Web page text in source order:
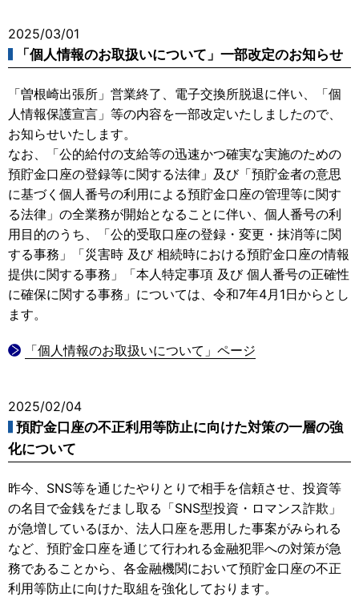
2025/03/01
「個人情報のお取扱いについて」一部改定のお知らせ
「曽根崎出張所」営業終了、電子交換所脱退に伴い、「個
人情報保護宣言」等の内容を一部改定いたしましたので、
お知らせいたします。
なお、「公的給付の支給等の迅速かつ確実な実施のための
預貯金口座の登録等に関する法律」及び「預貯金者の意思
に基づく個人番号の利用による預貯金口座の管理等に関す
る法律」の全業務が開始となることに伴い、個人番号の利
用目的のうち、「公的受取口座の登録・変更・抹消等に関
する事務」「災害時 及び 相続時における預貯金口座の情報
提供に関する事務」「本人特定事項 及び 個人番号の正確性
に確保に関する事務」については、令和7年4月1日からとし
ます。
「個人情報のお取扱いについて」ページ
2025/02/04
預貯金口座の不正利用等防止に向けた対策の一層の強
化について
昨今、SNS等を通じたやりとりで相手を信頼させ、投資等
の名目で金銭をだまし取る「SNS型投資・ロマンス詐欺」
が急増しているほか、法人口座を悪用した事案がみられる
など、預貯金口座を通じて行われる金融犯罪への対策が急
務であることから、各金融機関において預貯金口座の不正
利用等防止に向けた取組を強化しております。